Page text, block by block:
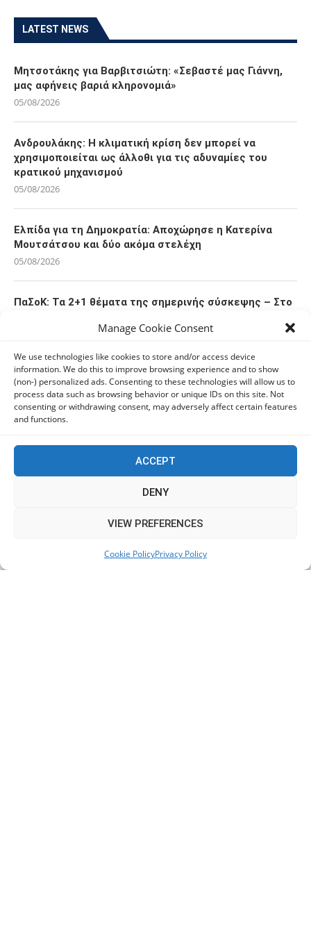
Manage Cookie Consent
We use technologies like cookies to store and/or access device
information. We do this to improve browsing experience and to show
(non-) personalized ads. Consenting to these technologies will allow us to
process data such as browsing behavior or unique IDs on this site. Not
consenting or withdrawing consent, may adversely affect certain features
and functions.
ACCEPT
DENY
VIEW PREFERENCES
Cookie PolicyPrivacy Policy
LATEST NEWS
Μητσοτάκης για Βαρβιτσιώτη: «Σεβαστέ μας Γιάννη,
μας αφήνεις βαριά κληρονομιά»
05/08/2026
Ανδρουλάκης: Η κλιματική κρίση δεν μπορεί να
χρησιμοποιείται ως άλλοθι για τις αδυναμίες του
κρατικού μηχανισμού
05/08/2026
Ελπίδα για τη Δημοκρατία: Αποχώρησε η Κατερίνα
Μουτσάτσου και δύο ακόμα στελέχη
05/08/2026
ΠαΣοΚ: Τα 2+1 θέματα της σημερινής σύσκεψης – Στο
Ο Κασιδιάρης δηλώνει «παρών» και οργανώνει την
επιστροφή του
05/08/2026
This website uses cookies to improve your experience. We'll
Accept
Read More